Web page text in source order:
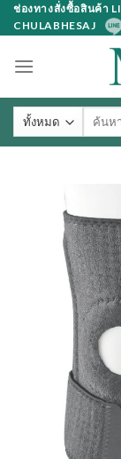
Skip
to
ช่องทางสั่งซื้อสินค้า
CHULABHESAJ
ค้นหา: